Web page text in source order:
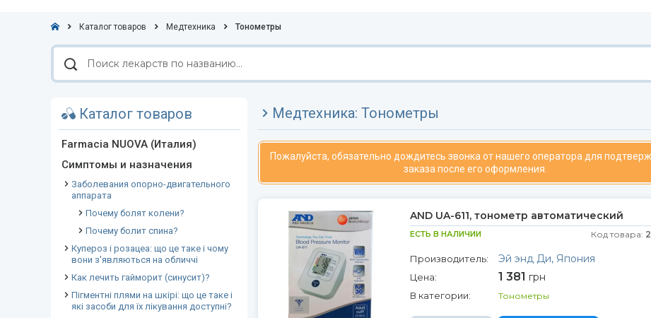
Каталог товаров Медтехника Тонометры
Поиск
лекарств
по
Каталог товаров
Farmacia NUOVA (Италия)
Симптомы и назначения
Заболевания опорно-двигательного
аппарата
Почему болят колени?
Почему болит спина?
Купероз і розацеа: що це таке і чому
вони з'являються на обличчі
Как лечить гайморит (синусит)?
Пігментні плями на шкірі: що це таке і
які засоби для їх лікування доступні?
Медтехника: Тонометры
Пожалуйста, обязательно дождитесь звонка от нашего оператора для
заказа после его оформления.
AND UA-611, тонометр автоматический
ЕСТЬ В НАЛИЧИИ Код товара:
Производитель: Эй энд Ди, Япония
Цена: 1 381 грн
В категории: Тонометры